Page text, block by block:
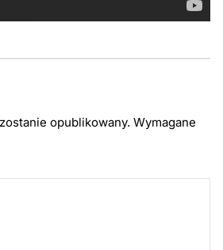
opublikowany. Wymagane